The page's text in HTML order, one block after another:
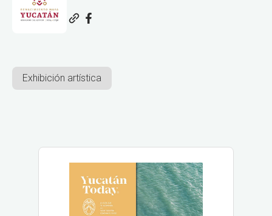
Exhibición artística